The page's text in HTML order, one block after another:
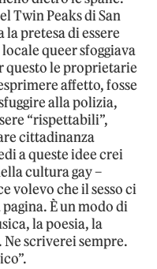
Twin Peaks di San
la pretesa di essere
queer sfoggiava
questo le proprietarie
affetto, fosse
alla polizia,
“rispettabili”,
cittadinanza
a queste idee crei
cultura gay –
volevo che il sesso ci
È un modo di
la poesia, la
Ne scriverei sempre.